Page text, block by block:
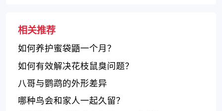
相关推荐
如何养护蜜袋鼯一个月？
如何有效解决花枝鼠臭问题？
八哥与鹦鹉的外形差异
哪种鸟会和家人一起久留？